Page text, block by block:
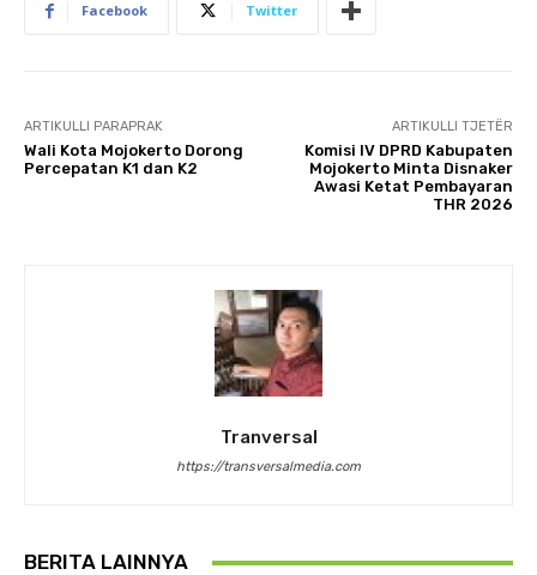
Facebook Twitter
ARTIKULLI PARAPRAK
Wali Kota Mojokerto Dorong
Percepatan K1 dan K2
ARTIKULLI TJETËR
Komisi IV DPRD Kabupaten
Mojokerto Minta Disnaker
Awasi Ketat Pembayaran
THR 2026
Tranversal
https://transversalmedia.com
BERITA LAINNYA